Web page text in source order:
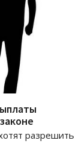
разрешить